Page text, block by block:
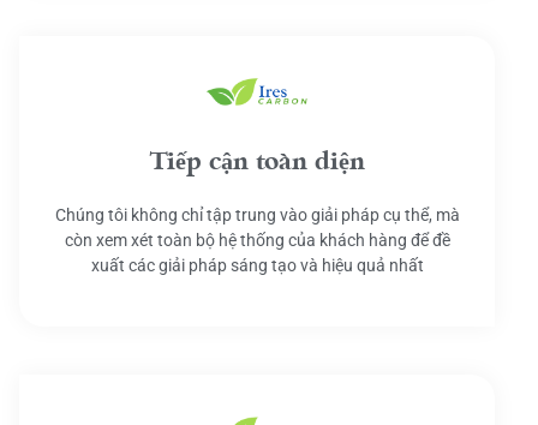
Tiếp cận toàn diện
Chúng tôi không chỉ tập trung vào giải pháp cụ thể, mà
còn xem xét toàn bộ hệ thống của khách hàng để đề
xuất các giải pháp sáng tạo và hiệu quả nhất